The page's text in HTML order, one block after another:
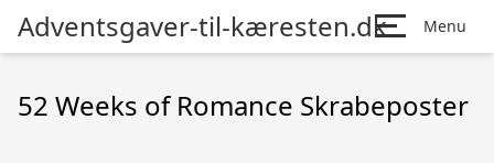
Adventsgaver-til-kæresten.dk Menu
52 Weeks of Romance Skrabeposter